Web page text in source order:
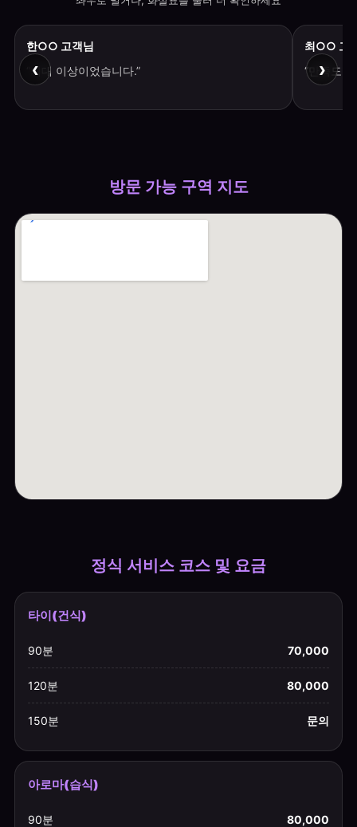
‹
한○○ 고객님
“기대 이상이었습니다.”
최○○ 고
“만족도
›
방문 가능 구역 지도
정식 서비스 코스 및 요금
타이(건식)
90분 70,000
120분 80,000
150분 문의
아로마(습식)
90분 80,000